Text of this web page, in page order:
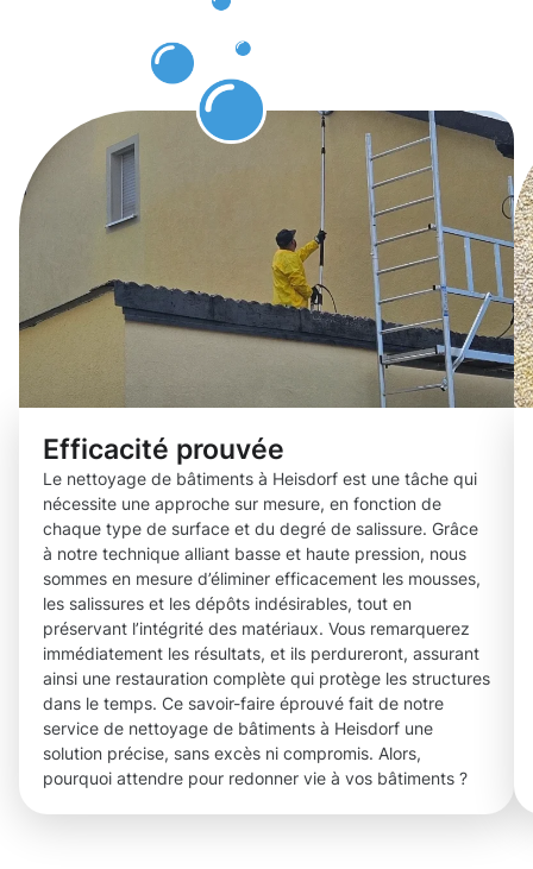
Efficacité prouvée
Le nettoyage de bâtiments à Heisdorf est une tâche qui
nécessite une approche sur mesure, en fonction de
chaque type de surface et du degré de salissure. Grâce
à notre technique alliant basse et haute pression, nous
sommes en mesure d’éliminer efficacement les mousses,
les salissures et les dépôts indésirables, tout en
préservant l’intégrité des matériaux. Vous remarquerez
immédiatement les résultats, et ils perdureront, assurant
ainsi une restauration complète qui protège les structures
dans le temps. Ce savoir-faire éprouvé fait de notre
service de nettoyage de bâtiments à Heisdorf une
solution précise, sans excès ni compromis. Alors,
pourquoi attendre pour redonner vie à vos bâtiments ?